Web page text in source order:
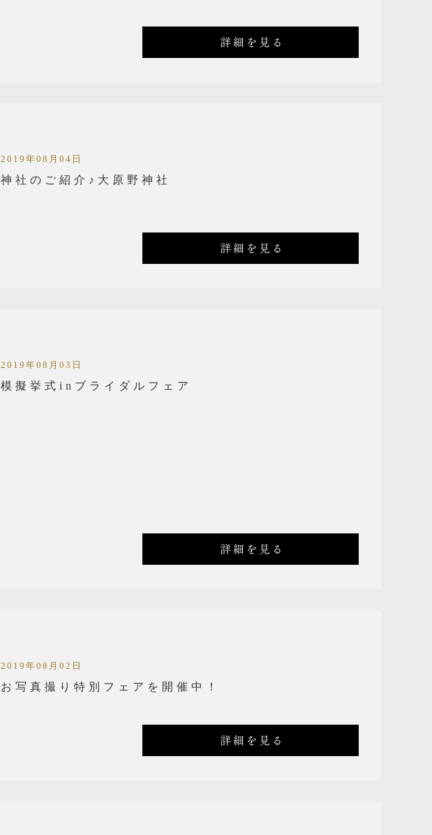
2019年08月04日
神社のご紹介♪大原野神社
2019年08月03日
模擬挙式inブライダルフェア
2019年08月02日
お写真撮り特別フェアを開催中！